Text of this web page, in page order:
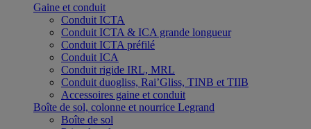
Gaine et conduit
Conduit ICTA
Conduit ICTA & ICA grande longueur
Conduit ICTA préfilé
Conduit ICA
Conduit rigide IRL, MRL
Conduit duogliss, Rai’Gliss, TINB et TIIB
Accessoires gaine et conduit
Boîte de sol, colonne et nourrice Legrand
Boîte de sol